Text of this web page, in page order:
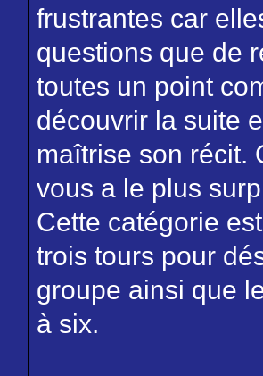
frustrantes car
questions que de
toutes un point
découvrir la suite
maîtrise son récit.
vous a le plus
Cette catégorie
trois tours pour
groupe ainsi que
à six.